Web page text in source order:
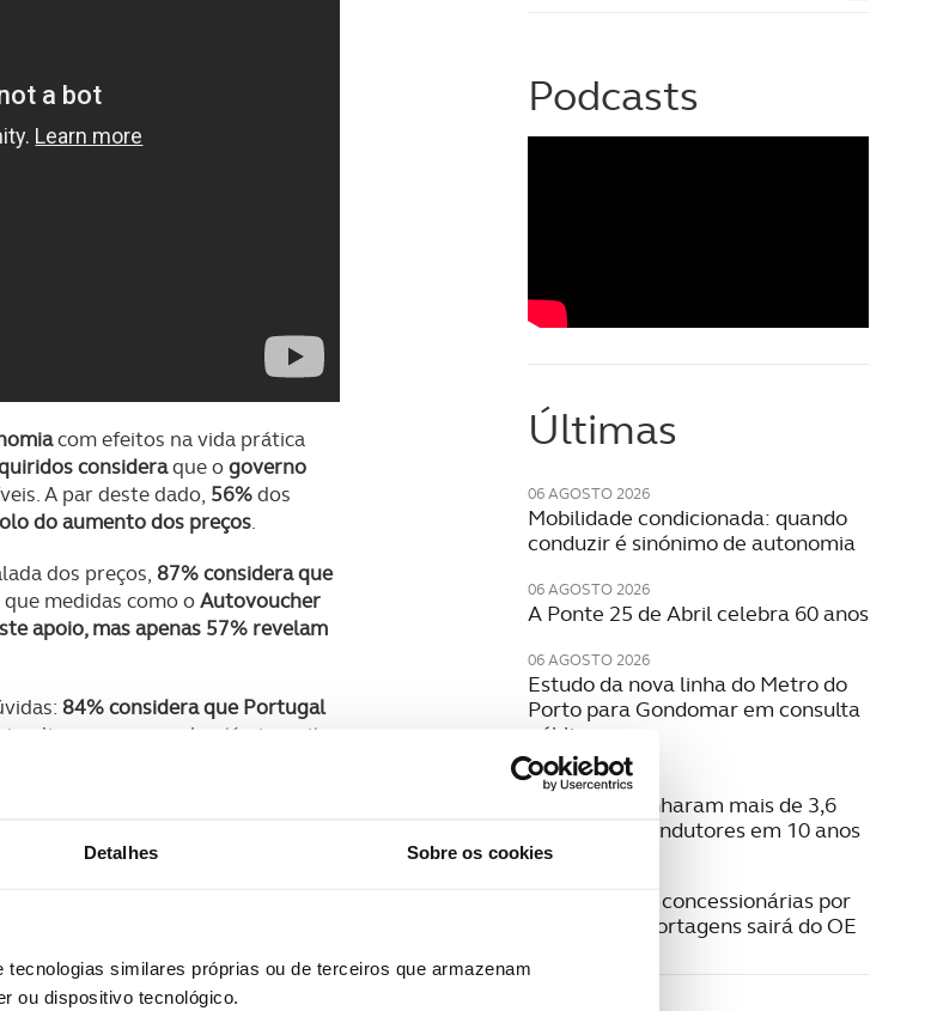
Detalhes Sobre os cookies
similares próprias ou de terceiros que armazenam
ou dispositivo tecnológico.
com efeitos na vida prática
consideraque ogoverno
A par deste dado, 56%dos
do aumento dos preços.
dos preços, 87% considera que
medidas como oAutovoucher
apoio, mas apenas 57% revelam
84% considera que Portugal
implique pagar combustíveis muito
Podcasts
Últimas
06 AGOSTO 2026
Mobilidade condicionada: quando
conduzir é sinónimo de autonomia
06 AGOSTO 2026
A Ponte 25 de Abril celebra 60 anos
06 AGOSTO 2026
Estudo da nova linha do Metro do
Porto para Gondomar em consulta
pública
06 AGOSTO 2026
Radares apanharam mais de 3,6
milhões de condutores em 10 anos
Pagamento a concessionárias por
isenção das portagens sairá do OE